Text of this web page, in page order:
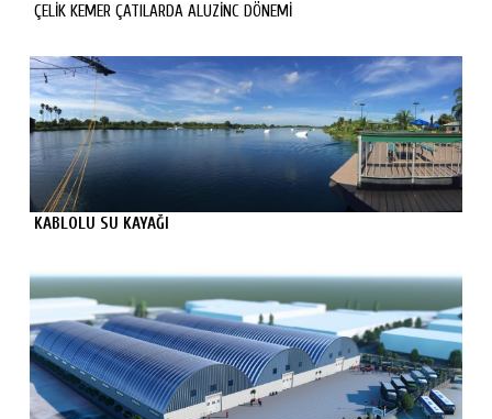
ÇELİK KEMER ÇATILARDA ALUZİNC DÖNEMİ
KABLOLU SU KAYAĞI